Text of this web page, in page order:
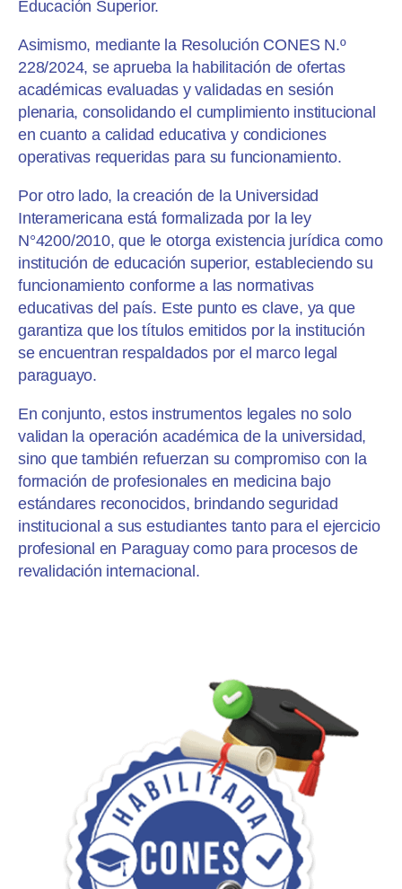
Educación Superior.
Asimismo, mediante la Resolución CONES N.º
228/2024, se aprueba la habilitación de ofertas
académicas evaluadas y validadas en sesión
plenaria, consolidando el cumplimiento institucional
en cuanto a calidad educativa y condiciones
operativas requeridas para su funcionamiento.
Por otro lado, la creación de la Universidad
Interamericana está formalizada por la ley
N°4200/2010, que le otorga existencia jurídica como
institución de educación superior, estableciendo su
funcionamiento conforme a las normativas
educativas del país. Este punto es clave, ya que
garantiza que los títulos emitidos por la institución
se encuentran respaldados por el marco legal
paraguayo.
En conjunto, estos instrumentos legales no solo
validan la operación académica de la universidad,
sino que también refuerzan su compromiso con la
formación de profesionales en medicina bajo
estándares reconocidos, brindando seguridad
institucional a sus estudiantes tanto para el ejercicio
profesional en Paraguay como para procesos de
revalidación internacional.